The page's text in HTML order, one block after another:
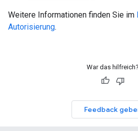
Weitere Informationen finden Sie im
Autorisierung.
War das hilfreich?
Feedback